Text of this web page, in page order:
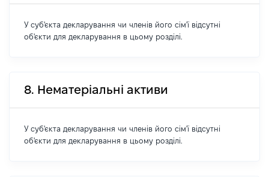
У суб'єкта декларування чи членів його сім'ї відсутні
об'єкти для декларування в цьому розділі.
8. Нематеріальні активи
У суб'єкта декларування чи членів його сім'ї відсутні
об'єкти для декларування в цьому розділі.